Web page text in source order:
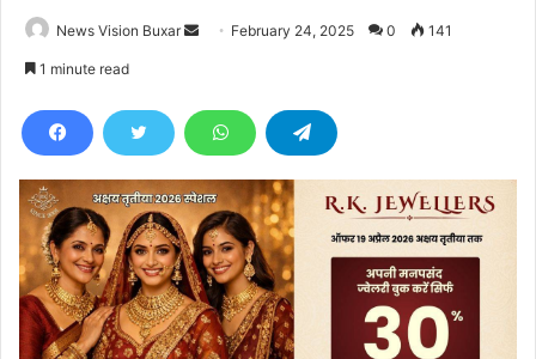
News Vision Buxar
d
e
m
a
i
l
February 24, 2025 0 141
1 minute read